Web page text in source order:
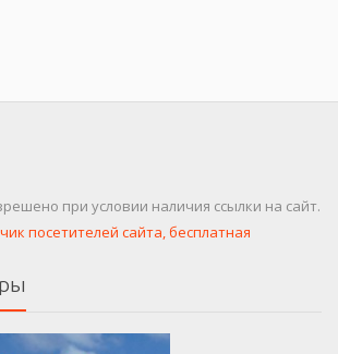
при условии наличия ссылки на сайт.